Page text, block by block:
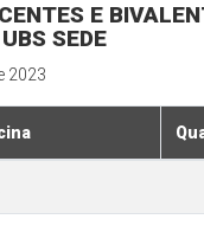
E
SEDE
2023